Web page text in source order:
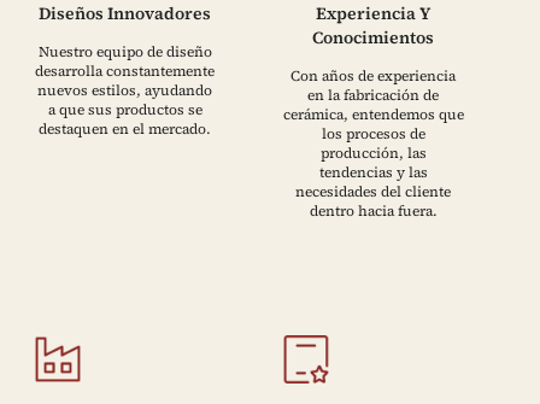
Diseños Innovadores
Nuestro equipo de diseño
desarrolla constantemente
nuevos estilos, ayudando
a que sus productos se
destaquen en el mercado.
Experiencia Y
Conocimientos
Con años de experiencia
en la fabricación de
cerámica, entendemos que
los procesos de
producción, las
tendencias y las
necesidades del cliente
dentro hacia fuera.